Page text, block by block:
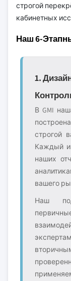
строгой
кабинетных
Наш 6-
1.
В GMI
строгой
Каждый
наших
вашего
Наш